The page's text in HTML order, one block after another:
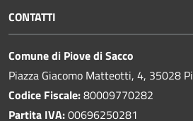
CONTATTI
Comune di Piove di Sacco
Piazza Giacomo Matteotti, 4, 35028
Codice Fiscale:80009770282
Partita IVA:00696250281